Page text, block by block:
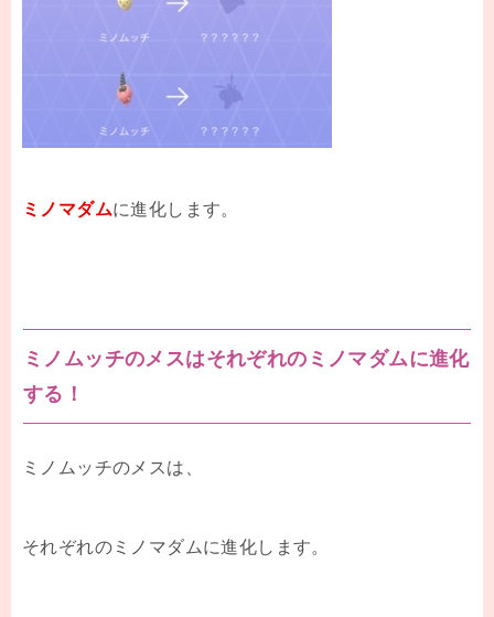
ミノマダムに進化します。
ミノムッチのメスはそれぞれのミノマダムに進化
する！
ミノムッチのメスは、
それぞれのミノマダムに進化します。